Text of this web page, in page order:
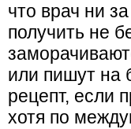
что врач ни
получить не
или пишут на
рецепт, если
хотя по